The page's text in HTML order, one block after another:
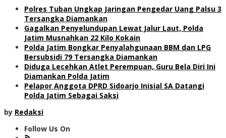
Polres Tuban Ungkap Jaringan Pengedar Uang Palsu 3
Tersangka Diamankan
Gagalkan Penyelundupan Lewat Jalur Laut, Polda
Jatim Musnahkan 22 Kilo Kokain
Polda Jatim Bongkar Penyalahgunaan BBM dan LPG
Bersubsidi 79 Tersangka Diamankan
Diduga Lecehkan Atlet Perempuan, Guru Bela Diri Ini
Diamankan Polda Jatim
Pelapor Anggota DPRD Sidoarjo Inisial SA Datangi
Polda Jatim Sebagai Saksi
by Redaksi
Follow Us On